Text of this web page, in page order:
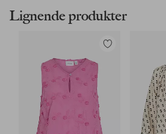
Lignende produkter
Legg